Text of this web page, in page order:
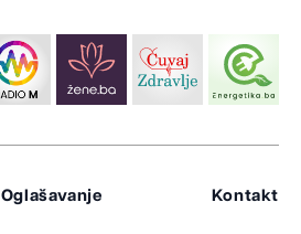
Oglašavanje Kontakt